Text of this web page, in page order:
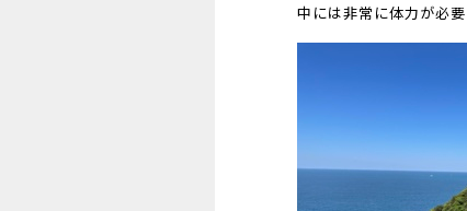
中には非常に体力が必